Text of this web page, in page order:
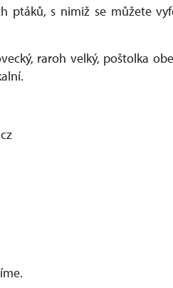
ptáků, s nimiž se můžete
raroh velký, poštolka